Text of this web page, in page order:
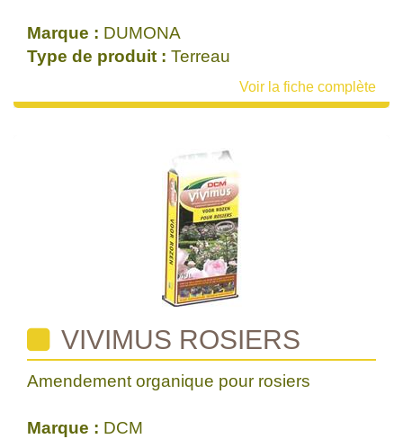
Marque : DUMONA
Type de produit : Terreau
Voir la fiche complète
VIVIMUS ROSIERS
Amendement organique pour rosiers
Marque : DCM